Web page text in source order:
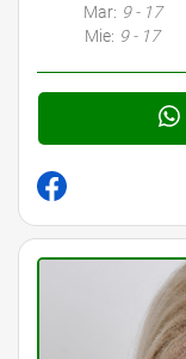
Mar: 9 - 17
Mie: 9 - 17